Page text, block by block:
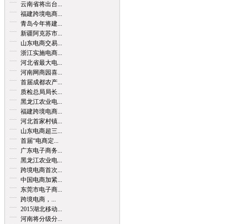
云南省将出台...
福建跨境电商...
青岛今年将建...
新疆阿克苏市...
山东电商交易...
浙江实施电商...
河北省最大电...
河南网商园喜...
首届成都农产...
质检总局局长...
黑龙江农业电...
福建跨境电商...
河北首家村镇...
山东电商超三...
首届“电商定...
广东电子商务...
黑龙江农业电...
跨境电商首次...
中国电商加紧...
东莞市电子商...
跨境电商，...
2015湖北移动...
河南将分级分...